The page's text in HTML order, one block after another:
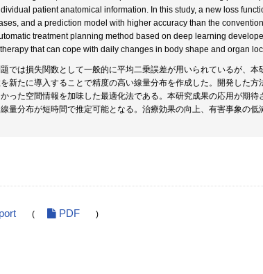
patient anatomical information. In this study, a new loss
and a prediction model with higher accuracy than the
treatment planning method based on deep learning
that can cope with daily changes in body shape and organ
では損失関数として一般的に平均二乗誤差が用いられているが、
新たに導入することで精度の高い線量分布を作成した。開発した
った空間情報を加味した最適化法である。本研究成果の応用が期
量分布が短時間で推定可能となる。治療効果の向上、有害事象の低
( PDF )